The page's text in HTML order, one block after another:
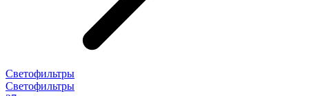
Светофильтры
Светофильтры